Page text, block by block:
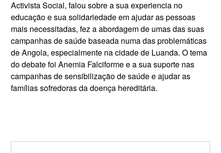
Activista Social, falou sobre a sua experiencia no
educação e sua solidariedade em ajudar as pessoas
mais necessitadas, fez a abordagem de umas das suas
campanhas de saúde baseada numa das problemáticas
de Angola, especialmente na cidade de Luanda. O tema
do debate foi Anemia Falciforme e a sua suporte nas
campanhas de sensibilização de saúde e ajudar as
famílias sofredoras da doença hereditária.